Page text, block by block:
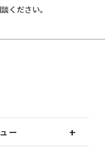
ください。
ー